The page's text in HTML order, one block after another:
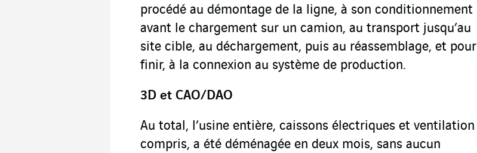
procédé au démontage de la ligne, à son conditionnement
avant le chargement sur un camion, au transport jusqu’au
site cible, au déchargement, puis au réassemblage, et pour
finir, à la connexion au système de production.
3D et CAO/DAO
Au total, l’usine entière, caissons électriques et ventilation
compris, a été déménagée en deux mois, sans aucun